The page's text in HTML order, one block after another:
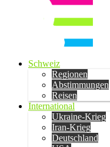
Schweiz
Regionen
Abstimmungen
Reisen
International
Ukraine-Krieg
Iran-Krieg
Deutschland